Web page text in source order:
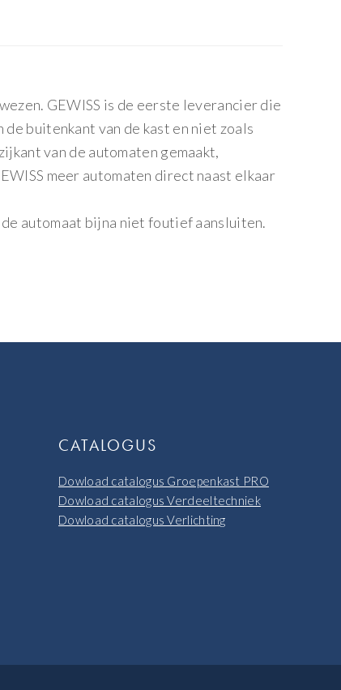
GEWISS is de eerste leverancier die
buitenkant van de kast en niet zoals
van de automaten gemaakt,
meer automaten direct naast elkaar
automaat bijna niet foutief aansluiten.
CATALOGUS
Dowload catalogus Groepenkast PRO
Dowload catalogus Verdeeltechniek
Dowload catalogus Verlichting